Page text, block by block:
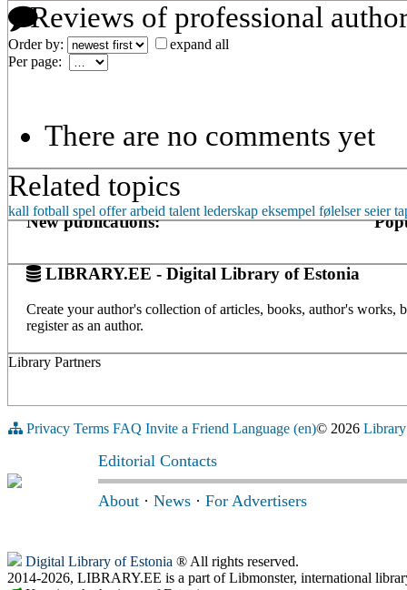
Reviews of professional
Order by:
expand all
Per page:
There are no comments yet
Related topics
kall fotball spel offer arbeid talent lederskap eksempel følelser seier
New publications:
LIBRARY.EE - Digital Library of Estonia
Create your author's collection of articles, books, author's
register as an author.
Library Partners
Privacy Terms FAQ Invite a Friend Language (en)© 2026
Editorial Contacts
About · News · For Advertisers
Digital Library of Estonia ® All rights reserved.
2014-2026, LIBRARY.EE is a part of Libmonster, international